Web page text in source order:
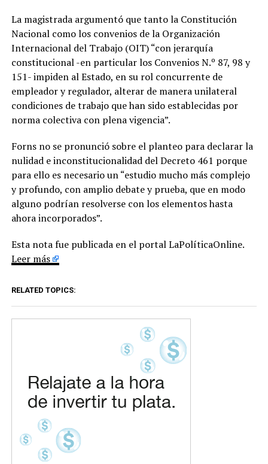
La magistrada argumentó que tanto la Constitución
Nacional como los convenios de la Organización
Internacional del Trabajo (OIT) “con jerarquía
constitucional -en particular los Convenios N.º 87, 98 y
151- impiden al Estado, en su rol concurrente de
empleador y regulador, alterar de manera unilateral
condiciones de trabajo que han sido establecidas por
norma colectiva con plena vigencia”.
Forns no se pronunció sobre el planteo para declarar la
nulidad e inconstitucionalidad del Decreto 461 porque
para ello es necesario un “estudio mucho más complejo
y profundo, con amplio debate y prueba, que en modo
alguno podrían resolverse con los elementos hasta
ahora incorporados”.
Esta nota fue publicada en el portal LaPolíticaOnline.
Leer más
RELATED TOPICS: